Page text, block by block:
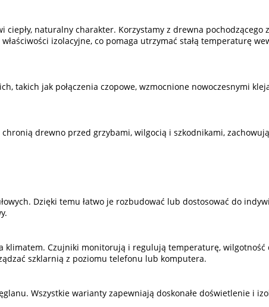
naturalny charakter. Korzystamy z drewna pochodzącego
izolacyjne, co pomaga utrzymać stałą temperaturę
takich jak połączenia czopowe, wzmocnione nowoczesnymi
drewno przed grzybami, wilgocią i szkodnikami,
Dzięki temu łatwo je rozbudować lub dostosować do
klimatem. Czujniki monitorują i regulują temperaturę, wilgotność
szklarnią z poziomu telefonu lub komputera.
Wszystkie warianty zapewniają doskonałe doświetlenie i